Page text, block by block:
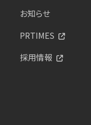
お知らせ
PRTIMES
採用情報